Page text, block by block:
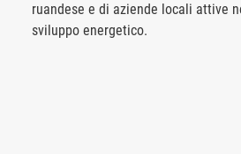
ruandese e di aziende locali attive
sviluppo energetico.